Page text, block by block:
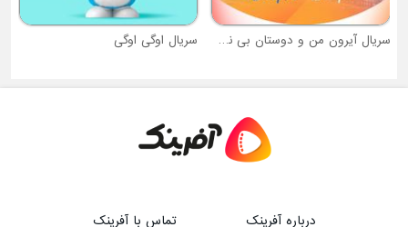
سریال آیرون من و دوستان بی نظیرش سریال اوگی اوگی
درباره آفرینک تماس با آفرینک